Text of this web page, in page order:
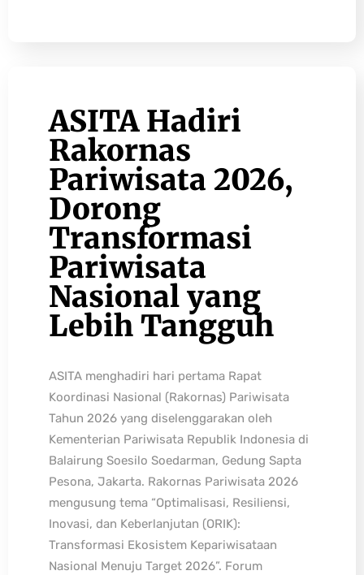
ASITA Hadiri
Rakornas
Pariwisata 2026,
Dorong
Transformasi
Pariwisata
Nasional yang
Lebih Tangguh
ASITA menghadiri hari pertama Rapat
Koordinasi Nasional (Rakornas) Pariwisata
Tahun 2026 yang diselenggarakan oleh
Kementerian Pariwisata Republik Indonesia di
Balairung Soesilo Soedarman, Gedung Sapta
Pesona, Jakarta. Rakornas Pariwisata 2026
mengusung tema “Optimalisasi, Resiliensi,
Inovasi, dan Keberlanjutan (ORIK):
Transformasi Ekosistem Kepariwisataan
Nasional Menuju Target 2026”. Forum